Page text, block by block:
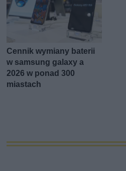
Cennik wymiany baterii
w samsung galaxy a
2026 w ponad 300
miastach